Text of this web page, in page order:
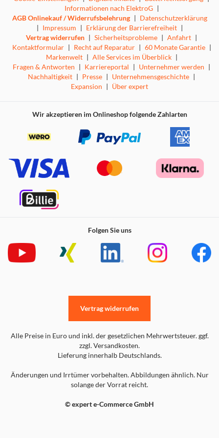
Halbe Beladung
Angepasster Verbrauch
Spülen Sie guten Gewissens auch kleine Mengen Geschirr:
Ihr Geschirrspüler misst in fast allen gängigen
und passt den Wasserverbrauch exakt an. Mit der
mehr warten, bis der Geschirrspüler voll beladen ist.
Technische Änderungen vorbehalten; Wir übernehmen keine
Abbildung(en) exemplarisch, zur Erläuterung
Bis zu 35 % Strom sparen
% reduzieren. Im Programm ECO sinkt der
Energieverbrauch des Geschirrspülers auf bis zu 0,29
Kaltwasser-Anschluss
Technische Änderungen vorbehalten; Wir übernehmen keine
Haftung für die Richtigkeit der bereitgestellten Informationen.
Informationen nach ElektroG |
AGB Onlinekauf / Widerrufsbelehrung | Datenschutzerklärung
| Impressum | Erklärung der Barrierefreiheit |
Vertrag widerrufen | Sicherheitsprobleme | Anfahrt |
Kontaktformular | Recht auf Reparatur | 60 Monate Garantie |
Markenwelt | Alle Services im Überblick |
Fragen & Antworten | Karriereportal | Unternehmer werden |
Nachhaltigkeit | Presse | Unternehmensgeschichte |
Expansion | Über expert
Wir akzeptieren im Onlineshop folgende Zahlarten
Folgen Sie uns
Alle Preise in Euro und inkl. der gesetzlichen Mehrwertsteuer. ggf.
zzgl. Versandkosten.
Lieferung innerhalb Deutschlands.
Änderungen und Irrtümer vorbehalten. Abbildungen ähnlich. Nur
solange der Vorrat reicht.
© expert e-Commerce GmbH
Vertrag widerrufen